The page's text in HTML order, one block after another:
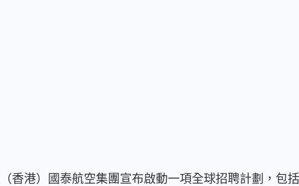
（香港）國泰航空集團宣布啟動一項全球招聘計劃，包